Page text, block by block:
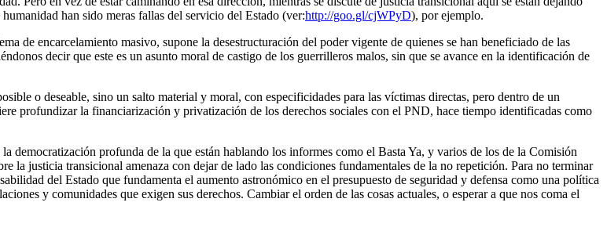
han sido meras fallas del servicio del Estado (ver:http://goo.gl/cjWPyD), por ejemplo.
de encarcelamiento masivo, supone la desestructuración del poder vigente de quienes se han beneficiado de las
decir que este es un asunto moral de castigo de los guerrilleros malos, sin que se avance en la identificación de
o deseable, sino un salto material y moral, con especificidades para las víctimas directas, pero dentro de un
profundizar la financiarización y privatización de los derechos sociales con el PND, hace tiempo identificadas como
democratización profunda de la que están hablando los informes como el Basta Ya, y varios de los de la Comisión
la justicia transicional amenaza con dejar de lado las condiciones fundamentales de la no repetición. Para no terminar
del Estado que fundamenta el aumento astronómico en el presupuesto de seguridad y defensa como una política
y comunidades que exigen sus derechos. Cambiar el orden de las cosas actuales, o esperar a que nos coma el